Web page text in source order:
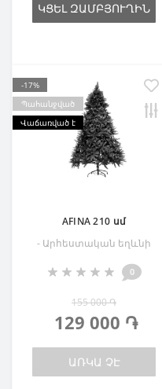
ԿՑԵԼ ԶԱՄԲՅՈՒՂԻՆ
-17%
Պահանջված
Վաճառված է
AFINA 210 սմ
- Արհեստական եղևնի
0
155 000 ֏
129 000 ֏
ԱՌԿԱ ՉԷ